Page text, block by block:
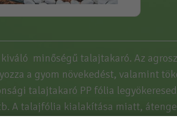
minőségű talajtakaró. Az
a gyom növekedést, valamint
talajtakaró PP fólia
A talajfólia kialakítása miatt,
Érdemes az